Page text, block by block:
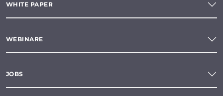
WHITE PAPER
WEBINARE
JOBS